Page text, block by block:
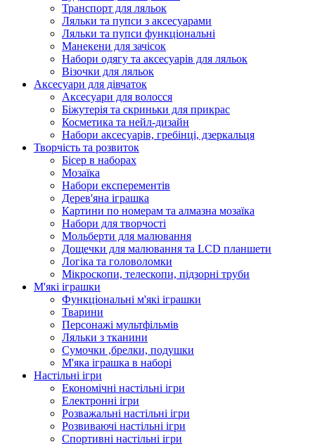
Транспорт для ляльок
Ляльки та пупси з аксесуарами
Ляльки та пупси функціональні
Манекени для зачісок
Набори одягу та аксесуарів для ляльок
Візочки для ляльок
Аксесуари для дівчаток
Аксесуари для волосся
Біжутерія та скриньки для прикрас
Косметика та нейл-дизайн
Набори аксесуарів, гребінці, дзеркальця
Творчість та розвиток
Бісер в наборах
Мозаїка
Набори експерементів
Дерев'яна іграшка
Картини по номерам та алмазна мозаїка
Набори для творчості
Мольберти для малювання
Дощечки для малювання та LCD планшети
Логіка та головоломки
Мікроскопи, телескопи, підзорні труби
М'які іграшки
Функціональні м'які іграшки
Тварини
Персонажі мультфільмів
Ляльки з тканини
Сумочки ,брелки, подушки
М'яка іграшка в наборі
Настільні ігри
Економічні настільні ігри
Електронні ігри
Розважальні настільні ігри
Розвиваючі настільні ігри
Спортивні настільні ігри